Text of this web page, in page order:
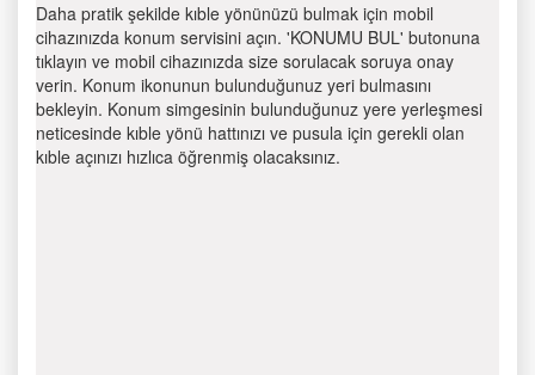
Daha pratik şekilde kıble yönünüzü bulmak için mobil
cihazınızda konum servisini açın. 'KONUMU BUL' butonuna
tıklayın ve mobil cihazınızda size sorulacak soruya onay
verin. Konum ikonunun bulunduğunuz yeri bulmasını
bekleyin. Konum simgesinin bulunduğunuz yere yerleşmesi
neticesinde kıble yönü hattınızı ve pusula için gerekli olan
kıble açınızı hızlıca öğrenmiş olacaksınız.